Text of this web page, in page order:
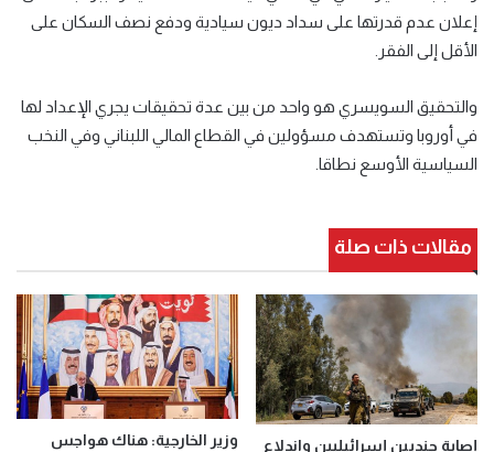
إعلان عدم قدرتها على سداد ديون سيادية ودفع نصف السكان على
الأقل إلى الفقر.
والتحقيق السويسري هو واحد من بين عدة تحقيقات يجري الإعداد لها
في أوروبا وتستهدف مسؤولين في القطاع المالي اللبناني وفي النخب
السياسية الأوسع نطاقا.
مقالات ذات صلة
إصابة جنديين إسرائيليين واندلاع
وزير الخارجية: هناك هواجس